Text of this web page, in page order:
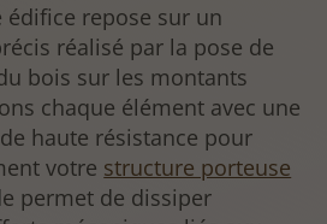
édifice repose sur un
réalisé par la pose de
bois sur les montants
chaque élément avec une
haute résistance pour
votre structure porteuse
permet de dissiper